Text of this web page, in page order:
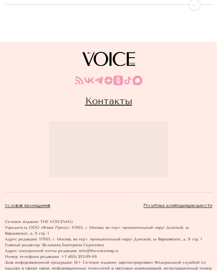
Контакты
Условия размещения Политика конфиденциальности
Сетевое издание THE VOICEMAG
Учредитель ООО «Фэшн Пресс»: 117105, г. Москва, вн.тер.г. муниципальный округ Донской, ш
Варшавское, д. 9 стр. 1
Адрес редакции: 117105, г. Москва, вн.тер.г. муниципальный округ Донской, ш Варшавское, д. 9 стр. 1
Главный редактор: Великина Екатерина Сергеевна
Адрес электронной почты редакции: info@thevoicemag.ru
Номер телефона редакции: +7 (495) 252-09-99
Знак информационной продукции: 16+ Cетевое издание зарегистрировано Федеральной службой по
надзору в сфере связи, информационных технологий и массовых коммуникаций, регистрационный номер